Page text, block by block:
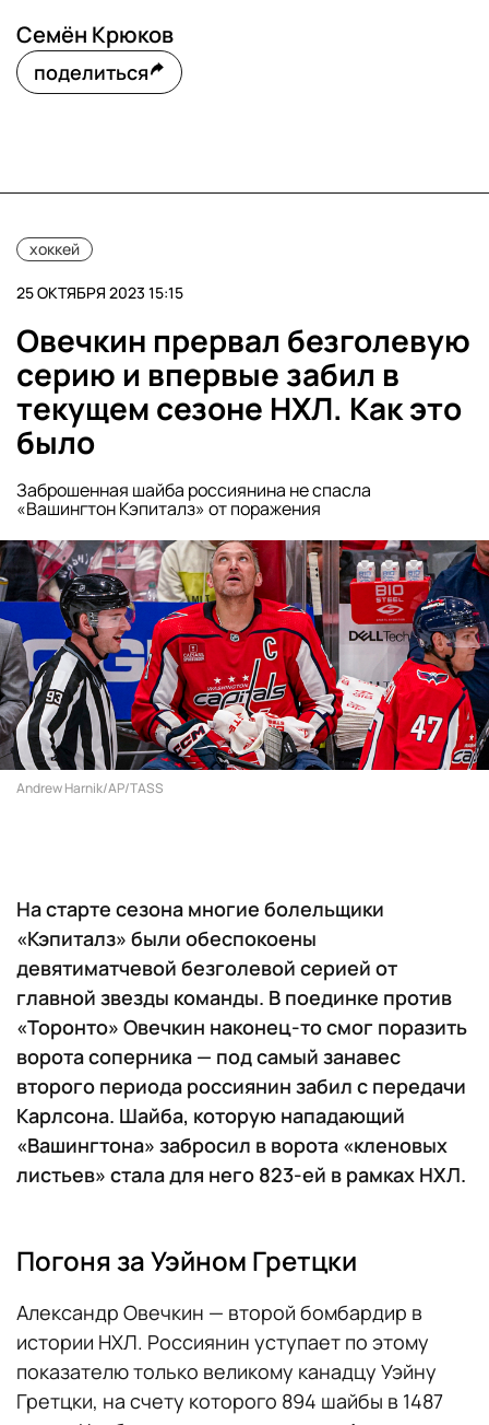
Семён Крюков
поделиться
хоккей
25 ОКТЯБРЯ 2023 15:15
Овечкин прервал безголевую
серию и впервые забил в
текущем сезоне НХЛ. Как это
было
Заброшенная шайба россиянина не спасла
«Вашингтон Кэпиталз» от поражения
Andrew Harnik/AP/TASS
На старте сезона многие болельщики
«Кэпиталз» были обеспокоены
девятиматчевой безголевой серией от
главной звезды команды. В поединке против
«Торонто» Овечкин наконец-то смог поразить
ворота соперника — под самый занавес
второго периода россиянин забил с передачи
Карлсона. Шайба, которую нападающий
«Вашингтона» забросил в ворота «кленовых
листьев» стала для него 823-ей в рамках НХЛ.
Погоня за Уэйном Гретцки
Александр Овечкин — второй бомбардир в
истории НХЛ. Россиянин уступает по этому
показателю только великому канадцу Уэйну
Гретцки, на счету которого 894 шайбы в 1487